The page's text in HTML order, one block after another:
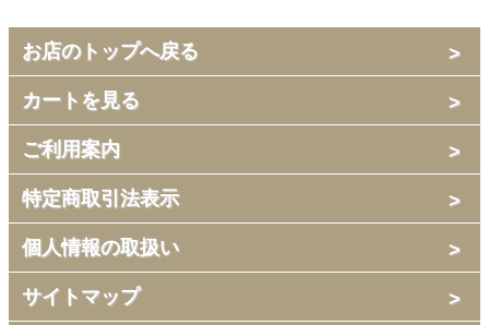
お店のトップへ戻る
カートを見る
ご利用案内
特定商取引法表示
個人情報の取扱い
サイトマップ